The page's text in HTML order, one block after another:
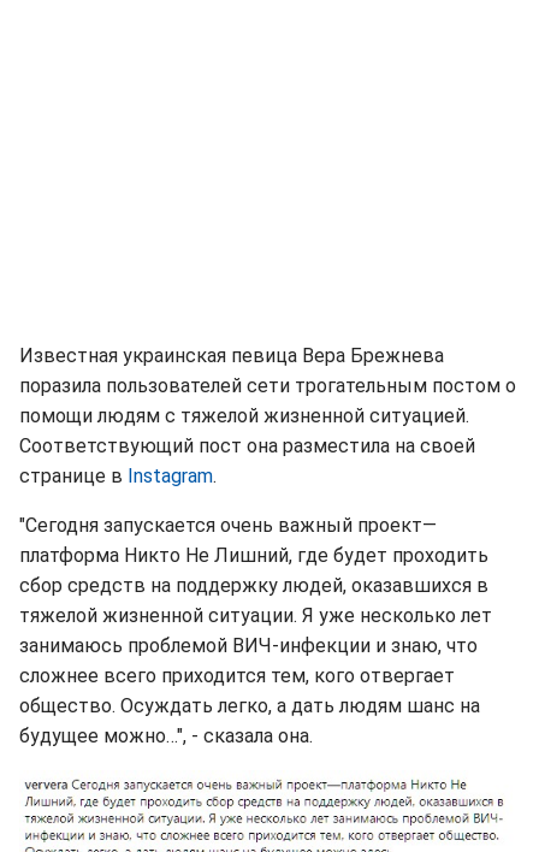
Известная украинская певица Вера Брежнева
поразила пользователей сети трогательным постом о
помощи людям с тяжелой жизненной ситуацией.
Соответствующий пост она разместила на своей
странице в Instagram.
"Сегодня запускается очень важный проект—
платформа Никто Не Лишний, где будет проходить
сбор средств на поддержку людей, оказавшихся в
тяжелой жизненной ситуации. Я уже несколько лет
занимаюсь проблемой ВИЧ-инфекции и знаю, что
сложнее всего приходится тем, кого отвергает
общество. Осуждать легко, а дать людям шанс на
будущее можно…", - сказала она.